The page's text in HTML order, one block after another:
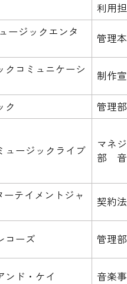
利用
ージックエンタ
管理
クコミュニケーシ
制作
ク 管理
ュージックライブ
マネ
部 音
テイメントジャ
契約
コーズ 管理部
ンド・ケイ 音楽